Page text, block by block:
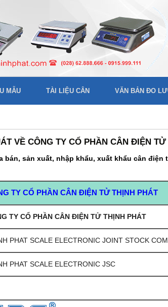
MẪU TÀI LIỆU CÂN VĂN BẢN ĐO
VỀ CÔNG TY CỔ PHẦN CÂN ĐIỆN TỬ
bán, sản xuất, nhập khẩu, xuất khẩu cân
TY CỔ PHẦN CÂN ĐIỆN TỬ THỊNH PHÁT
TY CỔ PHẦN CÂN ĐIỆN TỬ THỊNH PHÁT
PHAT SCALE ELECTRONIC JOINT STOCK
PHAT SCALE ELECTRONIC JSC